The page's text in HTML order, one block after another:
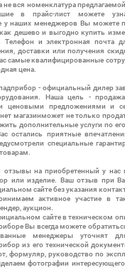
не вся номенклатура
в прайс-лист можете
у наших менеджеров Вы можете
дешево и выгодно купить
и электронная почта
доставки или получения
самые квалифицированные
цена.
- официальный дилер
Наша цель -
ценовыми предложениями и
магазинможет не только
дополнительные услуги по
остались приятные
специальные
отзывы на приобретенный у нас
или изделие. Ваш отзыв при
сайте без указания
активное участие в
аукцион.
сайте в техническом
Вы всегда можете
менеджеры уточнят
из его технической
формуляр, руководство по
фотографии интересующего